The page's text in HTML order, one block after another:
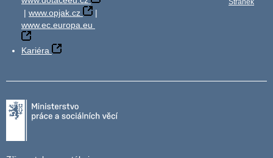
| www.opjak.cz
|
www.ec.europa.eu
Kariéra
Stránek